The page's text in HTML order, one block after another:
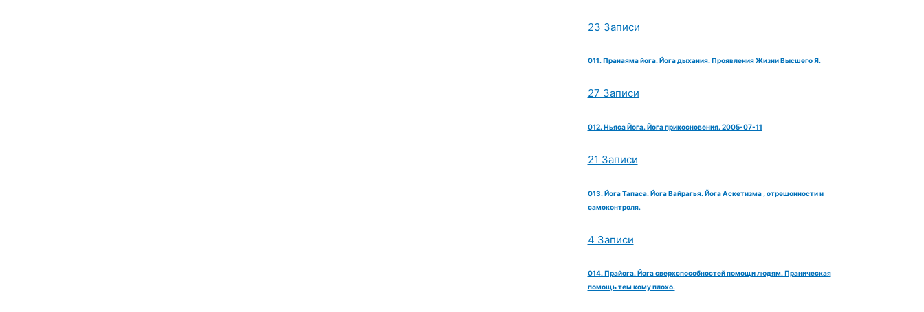
23 Записи
011. Пранаяма йога. Йога дыхания. Проявления Жизни Высшего Я.
27 Записи
012. Ньяса Йога. Йога прикосновения. 2005-07-11
21 Записи
013. Йога Тапаса. Йога Вайрагья. Йога Аскетизма , отрешонности и
самоконтроля.
4 Записи
014. Прайога. Йога сверхспособностей помощи людям. Праническая
помощь тем кому плохо.